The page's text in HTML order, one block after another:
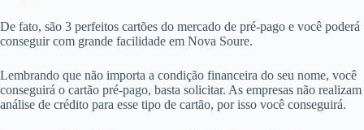
De fato, são 3 perfeitos cartões do mercado de pré-pago e você poderá
conseguir com grande facilidade em Nova Soure.
Lembrando que não importa a condição financeira do seu nome, você
conseguirá o cartão pré-pago, basta solicitar. As empresas não realizam
análise de crédito para esse tipo de cartão, por isso você conseguirá.